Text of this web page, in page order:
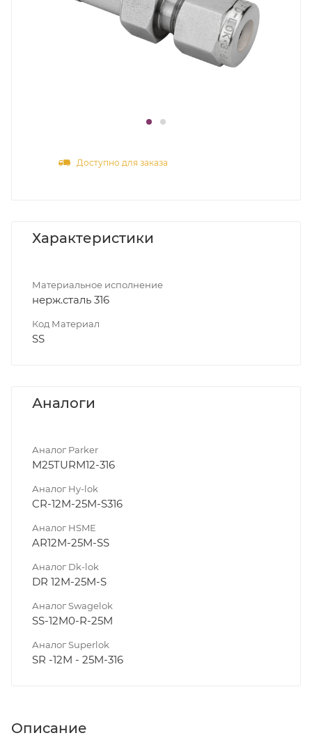
Доступно для заказа
Характеристики
Материальное исполнение
нерж.сталь 316
Код Материал
SS
Аналоги
Аналог Parker
M25TURM12-316
Аналог Hy-lok
CR-12M-25M-S316
Аналог HSME
AR12M-25M-SS
Аналог Dk-lok
DR 12M-25M-S
Аналог Swagelok
SS-12M0-R-25M
Аналог Superlok
SR -12M - 25M-316
Описание